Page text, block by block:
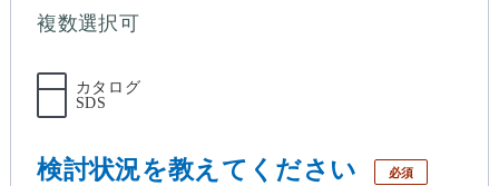
複数選択可
カタログ
SDS
検討状況を教えてください 必須